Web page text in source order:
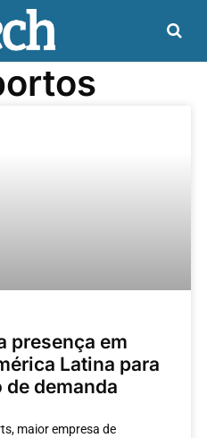
presença em
Latina para
demanda
maior empresa de